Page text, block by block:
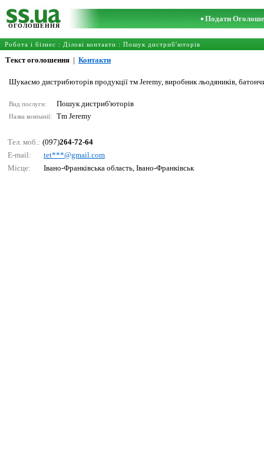
ОГОЛОШЕННЯ
Подати
Робота і бізнес : Ділові контакти : Пошук дистриб'юторів
Текст оголошення | Контакти
Шукаємо дистрибюторів продукції тм Jeremy, виробник льодяників,
Вид послуги: Пошук дистриб'юторів
Назва компанії: Tm Jeremy
Тел. моб.: (097)264-72-64
E-mail:
tеt***@gmаil.соm
Місце:
Івано-Франківська область, Івано-Франківськ